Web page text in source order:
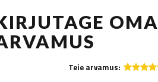
OMA
Teie arvamus: